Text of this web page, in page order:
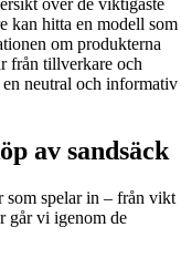
kan hitta en modell som
om produkterna
från tillverkare och
en neutral och informativ
av sandsäck
som spelar in – från vikt
går vi igenom de